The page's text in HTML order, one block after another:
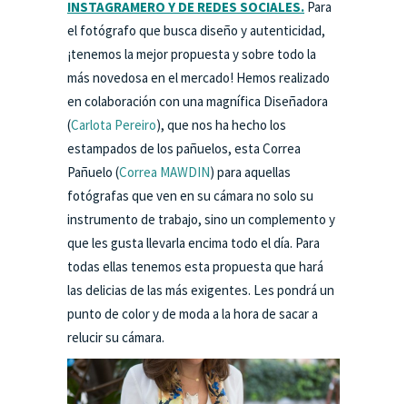
INSTAGRAMERO Y DE REDES SOCIALES. Para
el fotógrafo que busca diseño y autenticidad,
¡tenemos la mejor propuesta y sobre todo la
más novedosa en el mercado! Hemos realizado
en colaboración con una magnífica Diseñadora
(Carlota Pereiro), que nos ha hecho los
estampados de los pañuelos, esta Correa
Pañuelo (Correa MAWDIN) para aquellas
fotógrafas que ven en su cámara no solo su
instrumento de trabajo, sino un complemento y
que les gusta llevarla encima todo el día. Para
todas ellas tenemos esta propuesta que hará
las delicias de las más exigentes. Les pondrá un
punto de color y de moda a la hora de sacar a
relucir su cámara.